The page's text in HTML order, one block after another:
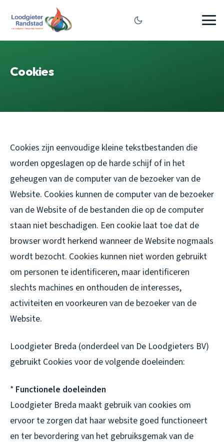
Cookies
Cookies zijn eenvoudige kleine tekstbestanden die
worden opgeslagen op de harde schijf of in het
geheugen van de computer van de bezoeker van de
Website. Cookies kunnen de computer van de bezoeker
van de Website of de bestanden die op de computer
staan niet beschadigen. Een cookie laat toe dat de
browser wordt herkend wanneer de Website nogmaals
wordt bezocht. Cookies kunnen niet worden gebruikt
om personen te identificeren, maar identificeren
slechts machines en onthouden de interesses,
activiteiten en voorkeuren van de bezoeker van de
Website.
Loodgieter Breda (onderdeel van De Loodgieters BV)
gebruikt Cookies voor de volgende doeleinden:
* Functionele doeleinden
Loodgieter Breda maakt gebruik van cookies om
ervoor te zorgen dat haar website goed functioneert
en ter bevordering van het gebruiksgemak van de